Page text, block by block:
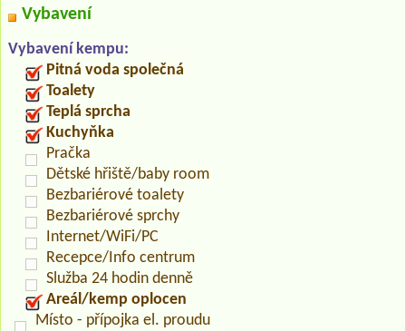
Vybavení
Vybavení kempu:
Pitná voda společná
Toalety
Teplá sprcha
Kuchyňka
Pračka
Dětské hřiště/baby room
Bezbariérové toalety
Bezbariérové sprchy
Internet/WiFi/PC
Recepce/Info centrum
Služba 24 hodin denně
Areál/kemp oplocen
Místo - přípojka el. proudu